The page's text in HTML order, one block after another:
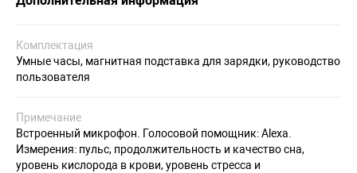
Комплектация
Умные часы, магнитная подставка для зарядки, руководство
пользователя
Примечание
Встроенный микрофон. Голосовой помощник: Alexa.
Измерения: пульс, продолжительность и качество сна,
уровень кислорода в крови, уровень стресса и